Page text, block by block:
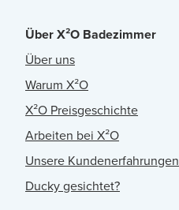
Über X²O Badezimmer
Über uns
Warum X²O
X²O Preisgeschichte
Arbeiten bei X²O
Unsere Kundenerfahrungen
Ducky gesichtet?